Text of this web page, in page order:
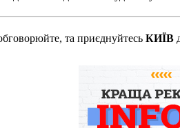
та приєднуйтесь КИЇВ